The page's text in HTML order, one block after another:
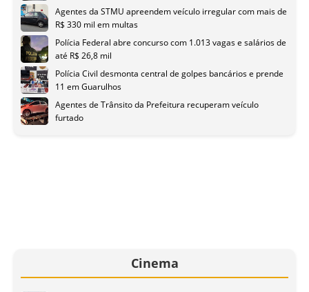
Agentes da STMU apreendem veículo irregular com mais de
R$ 330 mil em multas
Polícia Federal abre concurso com 1.013 vagas e salários de
até R$ 26,8 mil
Polícia Civil desmonta central de golpes bancários e prende
11 em Guarulhos
Agentes de Trânsito da Prefeitura recuperam veículo
furtado
Cinema